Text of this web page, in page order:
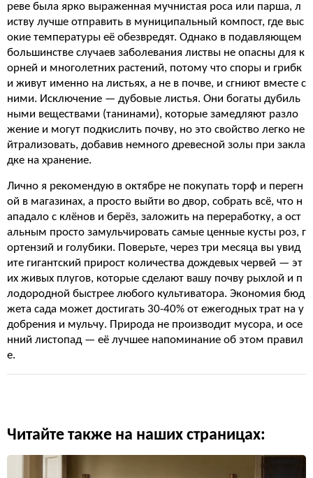
реве была ярко выраженная мучнистая роса или парша, л
иству лучше отправить в муниципальный компост, где выс
окие температуры её обезвредят. Однако в подавляющем
большинстве случаев заболевания листвы не опасны для к
орней и многолетних растений, потому что споры и грибк
и живут именно на листьях, а не в почве, и сгниют вместе с
ними. Исключение — дубовые листья. Они богаты дубиль
ными веществами (танинами), которые замедляют разло
жение и могут подкислить почву, но это свойство легко не
йтрализовать, добавив немного древесной золы при закла
дке на хранение.
Лично я рекомендую в октябре не покупать торф и перегн
ой в магазинах, а просто выйти во двор, собрать всё, что н
ападало с клёнов и берёз, заложить на переработку, а ост
альным просто замульчировать самые ценные кусты роз, г
ортензий и голубики. Поверьте, через три месяца вы увид
ите гигантский прирост количества дождевых червей — эт
их живых плугов, которые сделают вашу почву рыхлой и п
лодородной быстрее любого культиватора. Экономия бюд
жета сада может достигать 30-40% от ежегодных трат на у
добрения и мульчу. Природа не производит мусора, и осе
нний листопад — её лучшее напоминание об этом правил
е.
Читайте также на наших страницах: